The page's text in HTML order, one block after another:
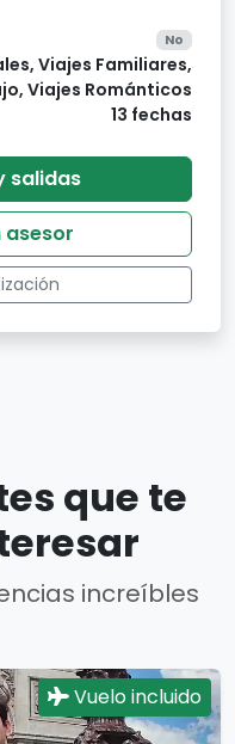
No
Viajes Familiares,
Viajes Románticos
13 fechas
salidas
que te
increíbles
Vuelo incluido